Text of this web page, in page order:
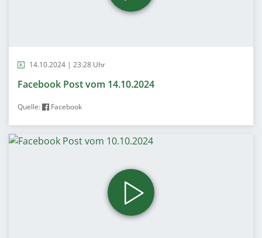
14.10.2024 | 23:28 Uhr
Facebook Post vom 14.10.2024
Quelle: Facebook